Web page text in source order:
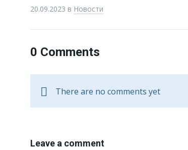
20.09.2023 в Новости
0 Comments
There are no comments yet
Leave a comment